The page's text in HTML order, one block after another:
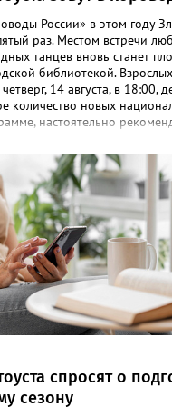
России» в этом году
раз. Местом встречи
танцев вновь станет
библиотекой.
14 августа, в 18:00,
количество новых
настоятельно
августа в 18:00 на той
И добавляют: -
не на открытом воздухе,
Праздники для детей и
общим названием
хоровод!».
спросят о
сезону